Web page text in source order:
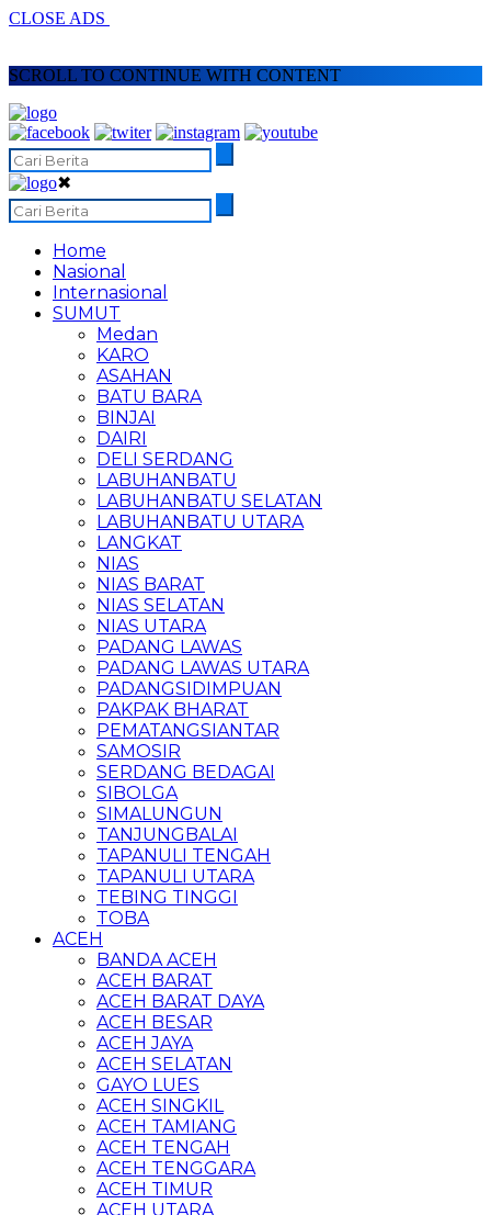
CLOSE ADS
SCROLL TO CONTINUE WITH CONTENT
✖
Home
Nasional
Internasional
SUMUT
Medan
KARO
ASAHAN
BATU BARA
BINJAI
DAIRI
DELI SERDANG
LABUHANBATU
LABUHANBATU SELATAN
LABUHANBATU UTARA
LANGKAT
NIAS
NIAS BARAT
NIAS SELATAN
NIAS UTARA
PADANG LAWAS
PADANG LAWAS UTARA
PADANGSIDIMPUAN
PAKPAK BHARAT
PEMATANGSIANTAR
SAMOSIR
SERDANG BEDAGAI
SIBOLGA
SIMALUNGUN
TANJUNGBALAI
TAPANULI TENGAH
TAPANULI UTARA
TEBING TINGGI
TOBA
ACEH
BANDA ACEH
ACEH BARAT
ACEH BARAT DAYA
ACEH BESAR
ACEH JAYA
ACEH SELATAN
GAYO LUES
ACEH SINGKIL
ACEH TAMIANG
ACEH TENGAH
ACEH TENGGARA
ACEH TIMUR
ACEH UTARA